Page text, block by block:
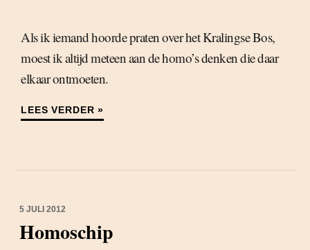
Als ik iemand hoorde praten over het Kralingse Bos,
moest ik altijd meteen aan de homo’s denken die daar
elkaar ontmoeten.
LEES VERDER »
5 JULI 2012
Homoschip